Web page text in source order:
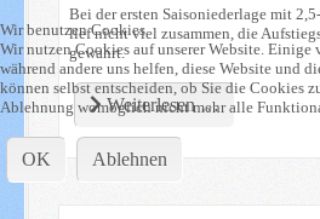
Bei der ersten Saisoniederlage mit
lief nicht viel zusammen, die
gewahrt.
Weiterlesen …
Wir benutzen Cookies
Wir nutzen Cookies auf unserer Website.
während andere uns helfen, diese Website und
können selbst entscheiden, ob Sie die Cookies
Ablehnung womöglich nicht mehr alle
OK Ablehnen